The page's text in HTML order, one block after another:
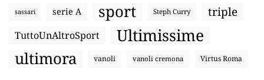
sassari serie A sport Steph Curry triple
TuttoUnAltroSport Ultimissime
ultimora vanoli vanoli cremona Virtus Roma